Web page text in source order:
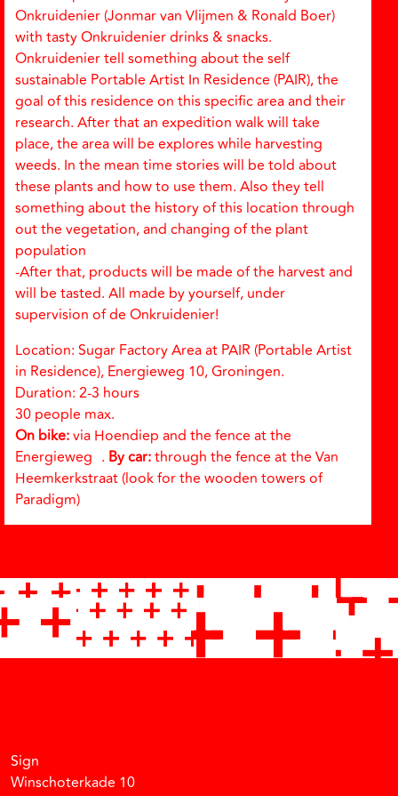
Onkruidenier (Jonmar van Vlijmen & Ronald Boer)
with tasty Onkruidenier drinks & snacks.
Onkruidenier tell something about the self
sustainable Portable Artist In Residence (PAIR), the
goal of this residence on this specific area and their
research. After that an expedition walk will take
place, the area will be explores while harvesting
weeds. In the mean time stories will be told about
these plants and how to use them. Also they tell
something about the history of this location through
out the vegetation, and changing of the plant
population
-After that, products will be made of the harvest and
will be tasted. All made by yourself, under
supervision of de Onkruidenier!
Location: Sugar Factory Area at PAIR (Portable Artist
in Residence), Energieweg 10, Groningen.
Duration: 2-3 hours
30 people max.
On bike:via Hoendiep and the fence at the
Energieweg . By car:through the fence at the Van
Heemkerkstraat (look for the wooden towers of
Paradigm)
Sign
Winschoterkade 10